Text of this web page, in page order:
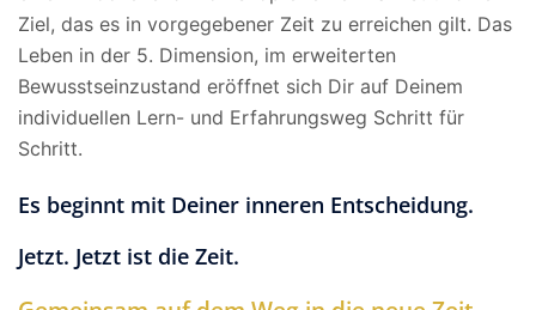
Ziel, das es in vorgegebener Zeit zu erreichen gilt. Das
Leben in der 5. Dimension, im erweiterten
Bewusstseinzustand eröffnet sich Dir auf Deinem
individuellen Lern- und Erfahrungsweg Schritt für
Schritt.
Es beginnt mit Deiner inneren Entscheidung.
Jetzt. Jetzt ist die Zeit.